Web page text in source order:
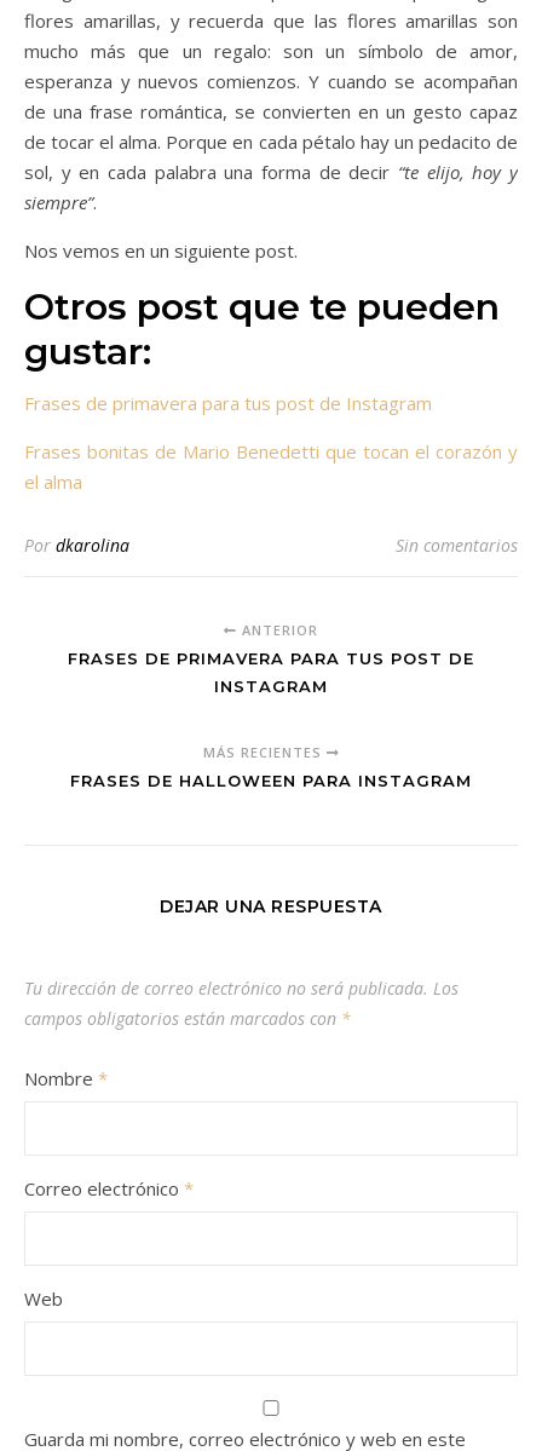
flores amarillas, y recuerda que las flores amarillas son
mucho más que un regalo: son un símbolo de amor,
esperanza y nuevos comienzos. Y cuando se acompañan
de una frase romántica, se convierten en un gesto capaz
de tocar el alma. Porque en cada pétalo hay un pedacito de
sol, y en cada palabra una forma de decir “te elijo, hoy y
siempre”.
Nos vemos en un siguiente post.
Otros post que te pueden
gustar:
Frases de primavera para tus post de Instagram
Frases bonitas de Mario Benedetti que tocan el corazón y
el alma
Por dkarolina Sin comentarios
ANTERIOR
FRASES DE PRIMAVERA PARA TUS POST DE
INSTAGRAM
MÁS RECIENTES
FRASES DE HALLOWEEN PARA INSTAGRAM
DEJAR UNA RESPUESTA
Tu dirección de correo electrónico no será publicada. Los
campos obligatorios están marcados con *
Nombre *
Correo electrónico *
Web
Guarda mi nombre, correo electrónico y web en este